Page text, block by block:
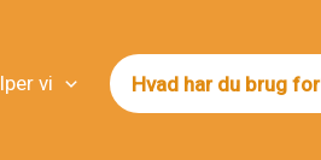
vi Hvad har du brug